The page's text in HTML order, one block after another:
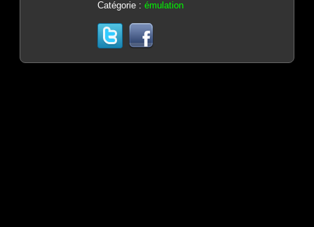
Catégorie : émulation